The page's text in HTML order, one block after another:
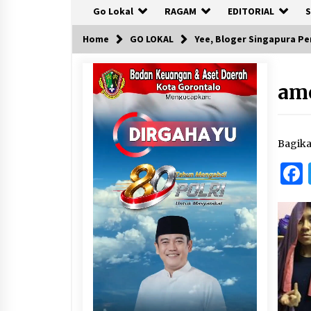
Go Lokal RAGAM EDITORIAL
Home GO LOKAL Yee, Bloger Singapura